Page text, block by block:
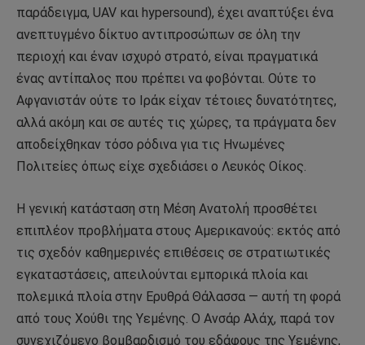
παράδειγμα, UAV και hypersound), έχει αναπτύξει ένα
ανεπτυγμένο δίκτυο αντιπροσώπων σε όλη την
περιοχή και έναν ισχυρό στρατό, είναι πραγματικά
ένας αντίπαλος που πρέπει να φοβόνται. Ούτε το
Αφγανιστάν ούτε το Ιράκ είχαν τέτοιες δυνατότητες,
αλλά ακόμη και σε αυτές τις χώρες, τα πράγματα δεν
αποδείχθηκαν τόσο ρόδινα για τις Ηνωμένες
Πολιτείες όπως είχε σχεδιάσει ο Λευκός Οίκος.
Η γενική κατάσταση στη Μέση Ανατολή προσθέτει
επιπλέον προβλήματα στους Αμερικανούς: εκτός από
τις σχεδόν καθημερινές επιθέσεις σε στρατιωτικές
εγκαταστάσεις, απειλούνται εμπορικά πλοία και
πολεμικά πλοία στην Ερυθρά Θάλασσα — αυτή τη φορά
από τους Χούθι της Υεμένης. Ο Ανσάρ Αλάχ, παρά τον
συνεχιζόμενο βομβαρδισμό του εδάφους της Υεμένης,